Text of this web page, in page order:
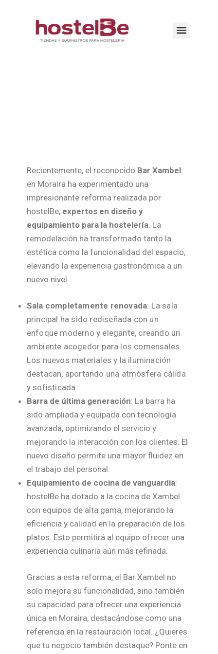
Recientemente, el reconocido Bar Xambel
en Moraira ha experimentado una
impresionante reforma realizada por
hostelBe, expertos en diseño y
equipamiento para la hostelería. La
remodelación ha transformado tanto la
estética como la funcionalidad del espacio,
elevando la experiencia gastronómica a un
nuevo nivel.
Sala completamente renovada: La sala
principal ha sido rediseñada con un
enfoque moderno y elegante, creando un
ambiente acogedor para los comensales.
Los nuevos materiales y la iluminación
destacan, aportando una atmósfera cálida
y sofisticada.
Barra de última generación: La barra ha
sido ampliada y equipada con tecnología
avanzada, optimizando el servicio y
mejorando la interacción con los clientes. El
nuevo diseño permite una mayor fluidez en
el trabajo del personal.
Equipamiento de cocina de vanguardia:
hostelBe ha dotado a la cocina de Xambel
con equipos de alta gama, mejorando la
eficiencia y calidad en la preparación de los
platos. Esto permitirá al equipo ofrecer una
experiencia culinaria aún más refinada.
Gracias a esta reforma, el Bar Xambel no
solo mejora su funcionalidad, sino también
su capacidad para ofrecer una experiencia
única en Moraira, destacándose como una
referencia en la restauración local. ¿Quieres
que tu negocio también destaque? Ponte en